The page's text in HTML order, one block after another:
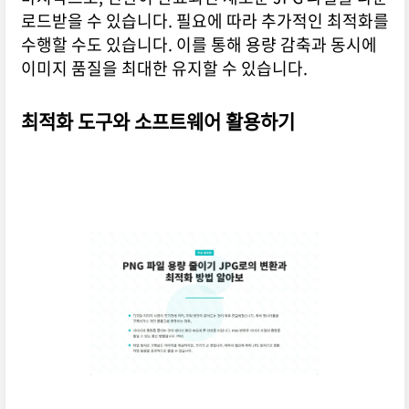
로드받을 수 있습니다. 필요에 따라 추가적인 최적화를
수행할 수도 있습니다. 이를 통해 용량 감축과 동시에
이미지 품질을 최대한 유지할 수 있습니다.
최적화 도구와 소프트웨어 활용하기